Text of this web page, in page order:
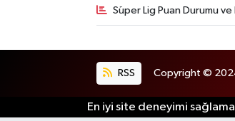
Süper Lig Puan Durumu ve
RSS Copyright ©
En iyi site deneyimi